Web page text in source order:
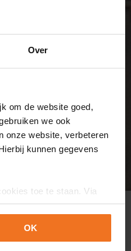
Over
om de website goed,
we ook
onze website, verbeteren
kunnen gegevens
toe te staan. Via
op ieder moment wijzigen
OK